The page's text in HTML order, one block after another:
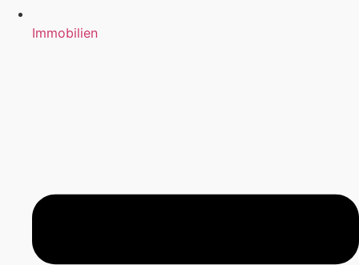
Immobilien